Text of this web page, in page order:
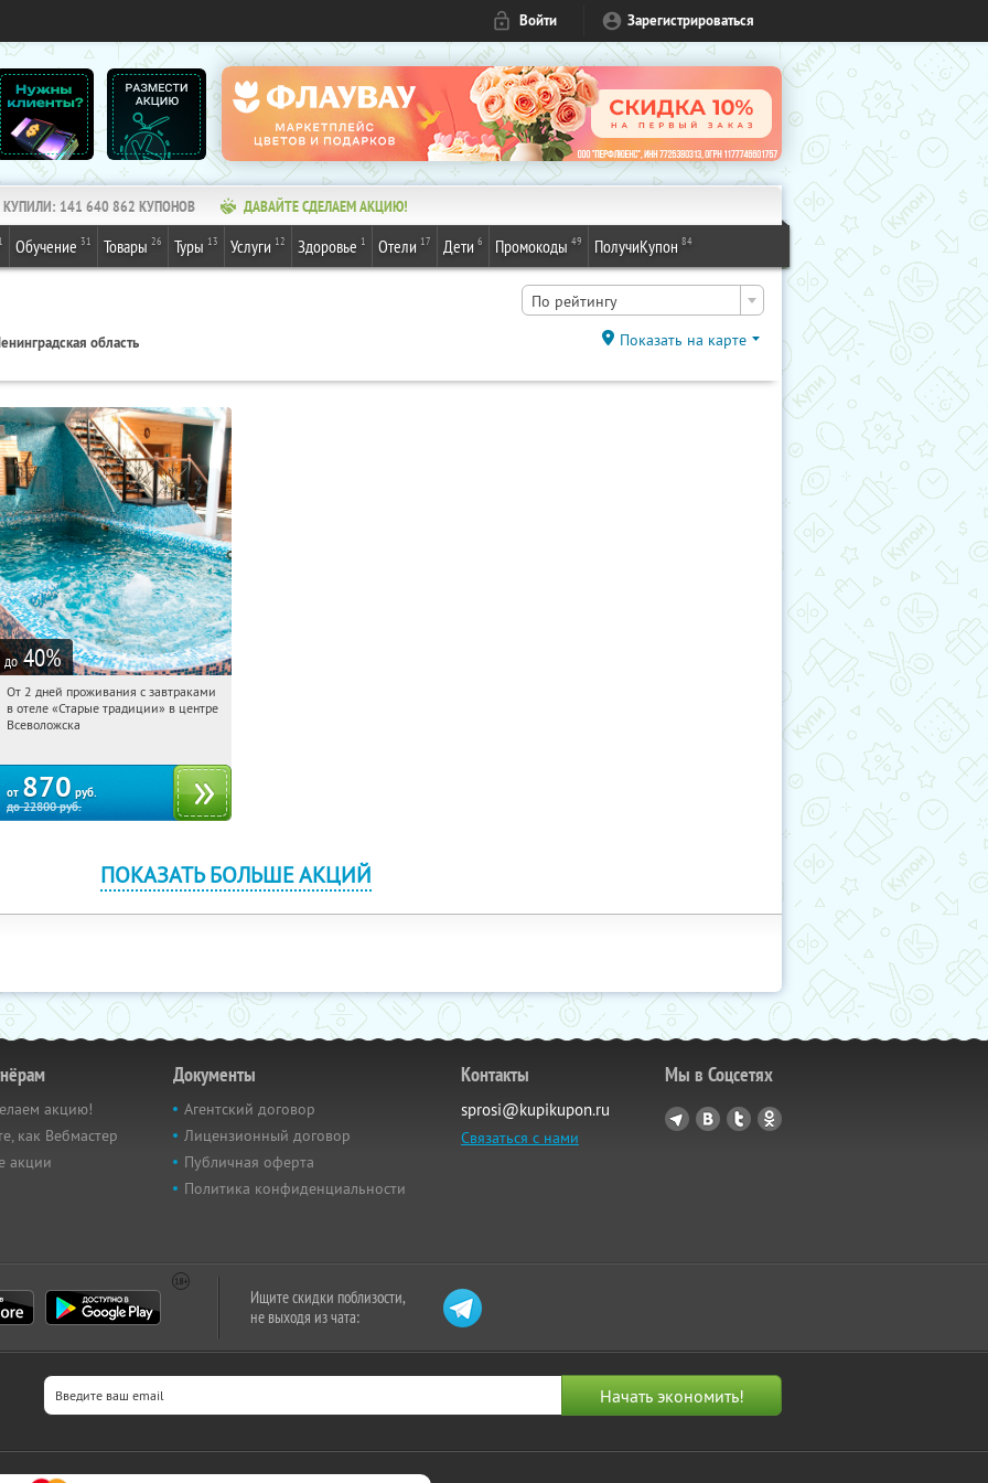
Войти Зарегистрироваться
КУПИЛИ: 141 640 862 КУПОНОВ ДАВАЙТЕ СДЕЛАЕМ АКЦИЮ!
1 Обучение 31 Товары 26 Туры 13 Услуги 12 Здоровье 1 Отели 17 Дети 6 Промокоды 49 ПолучиКупон 84
По рейтингу
область Показать на карте
до 40%
10:48:12 Купили:123
Ленинградская обл., г. Всеволожск, ул.
От 2 дней проживания с завтраками
в отеле «Старые традиции» в центре
Всеволожска
от 870 руб.
до22800руб.
ПОКАЗАТЬ БОЛЬШЕ АКЦИЙ
акцию!
как Вебмастер
акции
Документы
Агентский договор
Лицензионный договор
Публичная оферта
Политика конфиденциальности
Контакты
sprosi@kupikupon.ru
Связаться с нами
Мы в Соцсетях
Ищите скидки поблизости,
не выходя из чата: